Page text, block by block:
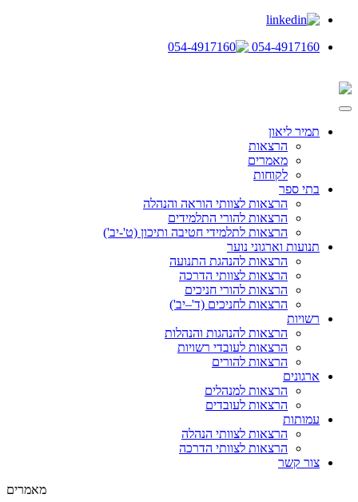
054-4917160
תמיר ליאון
הרצאות
מאמרים
לקוחות
בתי ספר
הרצאות לצוותי הוראה והנהלה
הרצאות להורי התלמידים
הרצאות לתלמידי חטיבה ותיכון (ט'-יב')
תנועות וארגוני נוער
הרצאות להנהגת התנועה
הרצאות לצוותי הדרכה
הרצאות להורי חניכים
הרצאות לחניכים (ד'–יב')
רשויות
הרצאות להנהגות והנהלות
הרצאות לעובדי רשויות
הרצאות להורים
ארגונים
הרצאות למנהלים
הרצאות לעובדים
עמותות
הרצאות לצוותי הנהלה
הרצאות לצוותי הדרכה
צור קשר
מאמרים